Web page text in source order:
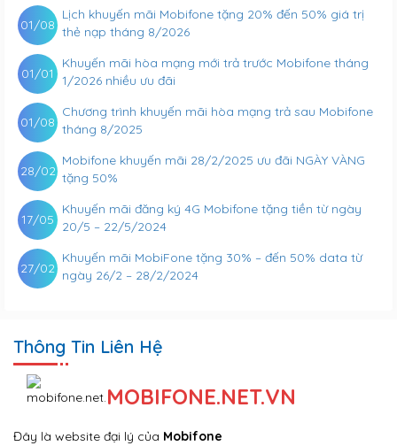
Lịch khuyến mãi Mobifone tặng 20% đến 50% giá trị
thẻ nạp tháng 8/2026
01/08
Khuyến mãi hòa mạng mới trả trước Mobifone tháng
1/2026 nhiều ưu đãi
01/01
Chương trình khuyến mãi hòa mạng trả sau Mobifone
tháng 8/2025
01/08
Mobifone khuyến mãi 28/2/2025 ưu đãi NGÀY VÀNG
tặng 50%
28/02
Khuyến mãi đăng ký 4G Mobifone tặng tiền từ ngày
20/5 – 22/5/2024
17/05
Khuyến mãi MobiFone tặng 30% – đến 50% data từ
ngày 26/2 – 28/2/2024
27/02
Thông Tin Liên Hệ
MOBIFONE.NET.VN
Đây là website đại lý của Mobifone